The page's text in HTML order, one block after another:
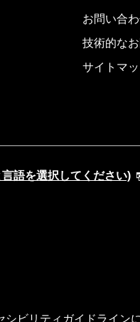
お問い合
技術的な
サイトマ
語を選択してください)
ビリティガイドライン